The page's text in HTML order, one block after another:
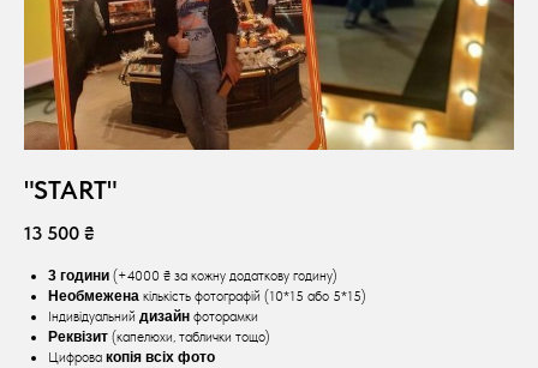
"START"
13 500 ₴
3 години (+4000 ₴ за кожну додаткову годину)
Необмежена кількість фотографій (10*15 або 5*15)
Індивідуальний дизайн фоторамки
Реквізит (капелюхи, таблички тощо)
Цифрова копія всіх фото